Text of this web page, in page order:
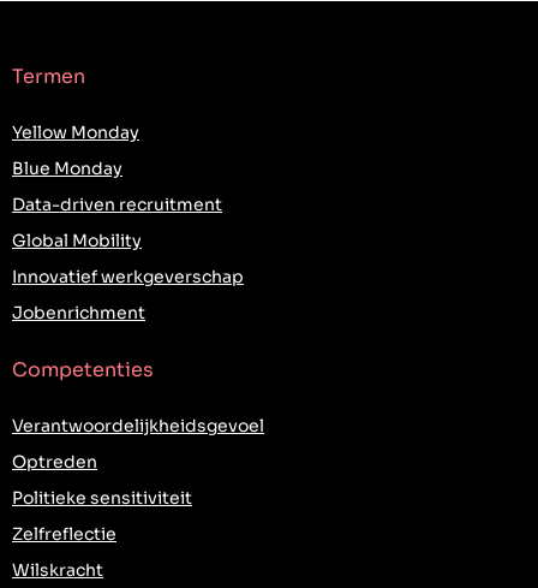
Termen
Yellow Monday
Blue Monday
Data-driven recruitment
Global Mobility
Innovatief werkgeverschap
Jobenrichment
Competenties
Verantwoordelijkheidsgevoel
Optreden
Politieke sensitiviteit
Zelfreflectie
Wilskracht